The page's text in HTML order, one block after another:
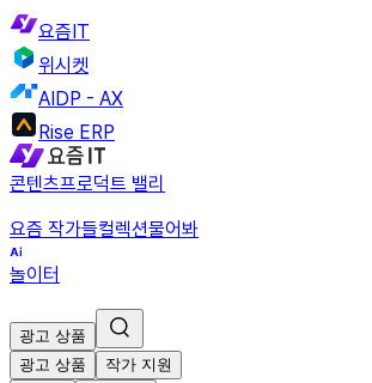
요즘IT
위시켓
AIDP - AX
Rise ERP
콘텐츠프로덕트 밸리
요즘 작가들컬렉션물어봐
놀이터
광고 상품
광고 상품
작가 지원